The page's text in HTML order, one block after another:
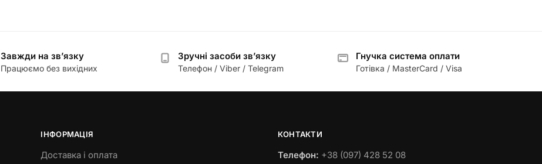
Завжди на зв’язку
Працюємо без вихідних
Зручні засоби зв’язку
Телефон / Viber / Telegram
Гнучка система оплати
Готівка / MasterCard / Visa
ІНФОРМАЦІЯ
Доставка і оплата
КОНТАКТИ
Телефон: +38 (097) 428 52 08